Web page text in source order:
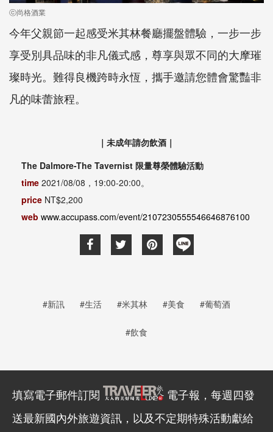
ⓒ尚格酒業
今年父親節一起感受米其林餐廳擺盤體驗，一步一步
享受別具品味的非凡儀式感，尊享與眾不同的大摩璀
璨時光。難得良機跨時永恆，攜手邀請您體會驚豔非
凡的味蕾旅程。
｜未成年請勿飲酒｜
The Dalmore-The Tavernist 限量尊榮體驗活動
time 2021/08/08，19:00-20:00。
price NT$2,200
web www.accupass.com/event/2107230555546646876100
#新訊 #生活 #米其林 #美食 #葡萄酒
#飲食
填寫電子郵件訂閱
電子報，每週四發
送最新國內外旅遊資訊，以及不定期特殊活動獻給